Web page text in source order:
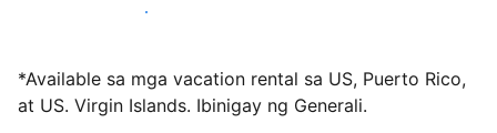
Mag-host sa amin ngayon
*Available sa mga vacation rental sa US, Puerto Rico,
at US. Virgin Islands. Ibinigay ng Generali.